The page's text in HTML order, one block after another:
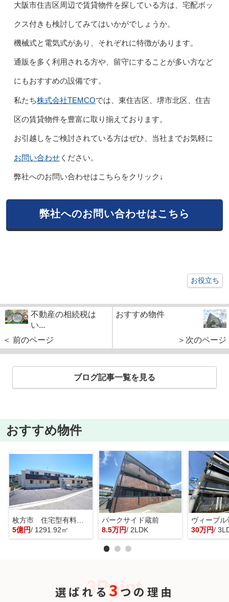
大阪市住吉区周辺で賃貸物件を探している方は、宅配ボッ
クス付きも検討してみてはいかがでしょうか。
機械式と電気式があり、それぞれに特徴があります。
通販を多く利用される方や、留守にすることが多い方など
にもおすすめの設備です。
私たち株式会社TEMCOでは、東住吉区、堺市北区、住吉
区の賃貸物件を豊富に取り揃えております。
お引越しをご検討されている方はぜひ、当社までお気軽に
お問い合わせください。
弊社へのお問い合わせはこちらをクリック↓
弊社へのお問い合わせはこちら
お役立ち
不動産の相続税は
い...
＜ 前のページ
おすすめ物件
＞次のページ
ブログ記事一覧を見る
おすすめ物件
枚方市 住宅型有料老人ホーム 一棟貸し
5億円/ 1291.92㎡
パークサイド蔵前
8.5万円/ 2LDK
ヴィーブル
30万円/
選ばれる 3 つの理由